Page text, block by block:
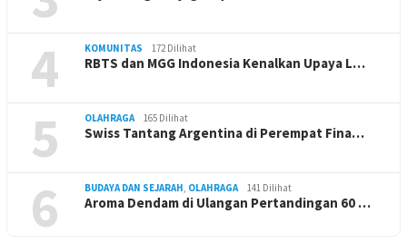
4 KOMUNITAS 172 Dilihat
RBTS dan MGG Indonesia Kenalkan Upaya L…
5 OLAHRAGA 165 Dilihat
Swiss Tantang Argentina di Perempat Fina…
6 BUDAYA DAN SEJARAH, OLAHRAGA 141 Dilihat
Aroma Dendam di Ulangan Pertandingan 60 …